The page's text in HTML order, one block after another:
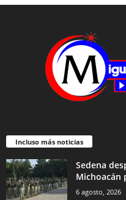
Incluso más noticias
Sedena
Michoacán
6 agosto, 2026